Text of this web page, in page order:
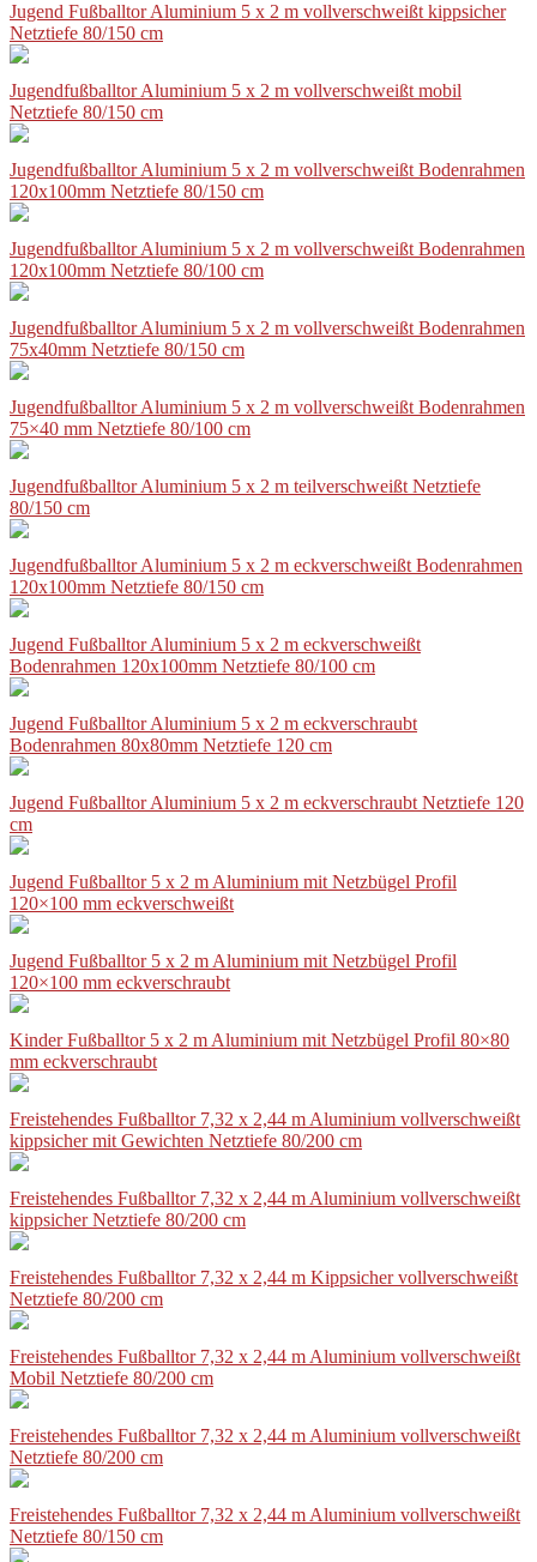
Jugend Fußballtor Aluminium 5 x 2 m vollverschweißt kippsicher
Netztiefe 80/150 cm
Jugendfußballtor Aluminium 5 x 2 m vollverschweißt mobil
Netztiefe 80/150 cm
Jugendfußballtor Aluminium 5 x 2 m vollverschweißt Bodenrahmen
120x100mm Netztiefe 80/150 cm
Jugendfußballtor Aluminium 5 x 2 m vollverschweißt Bodenrahmen
120x100mm Netztiefe 80/100 cm
Jugendfußballtor Aluminium 5 x 2 m vollverschweißt Bodenrahmen
75x40mm Netztiefe 80/150 cm
Jugendfußballtor Aluminium 5 x 2 m vollverschweißt Bodenrahmen
75×40 mm Netztiefe 80/100 cm
Jugendfußballtor Aluminium 5 x 2 m teilverschweißt Netztiefe
80/150 cm
Jugendfußballtor Aluminium 5 x 2 m eckverschweißt Bodenrahmen
120x100mm Netztiefe 80/150 cm
Jugend Fußballtor Aluminium 5 x 2 m eckverschweißt
Bodenrahmen 120x100mm Netztiefe 80/100 cm
Jugend Fußballtor Aluminium 5 x 2 m eckverschraubt
Bodenrahmen 80x80mm Netztiefe 120 cm
Jugend Fußballtor Aluminium 5 x 2 m eckverschraubt Netztiefe 120
cm
Jugend Fußballtor 5 x 2 m Aluminium mit Netzbügel Profil
120×100 mm eckverschweißt
Jugend Fußballtor 5 x 2 m Aluminium mit Netzbügel Profil
120×100 mm eckverschraubt
Kinder Fußballtor 5 x 2 m Aluminium mit Netzbügel Profil 80×80
mm eckverschraubt
Freistehendes Fußballtor 7,32 x 2,44 m Aluminium vollverschweißt
kippsicher mit Gewichten Netztiefe 80/200 cm
Freistehendes Fußballtor 7,32 x 2,44 m Aluminium vollverschweißt
kippsicher Netztiefe 80/200 cm
Freistehendes Fußballtor 7,32 x 2,44 m Kippsicher vollverschweißt
Netztiefe 80/200 cm
Freistehendes Fußballtor 7,32 x 2,44 m Aluminium vollverschweißt
Mobil Netztiefe 80/200 cm
Freistehendes Fußballtor 7,32 x 2,44 m Aluminium vollverschweißt
Netztiefe 80/200 cm
Freistehendes Fußballtor 7,32 x 2,44 m Aluminium vollverschweißt
Netztiefe 80/150 cm